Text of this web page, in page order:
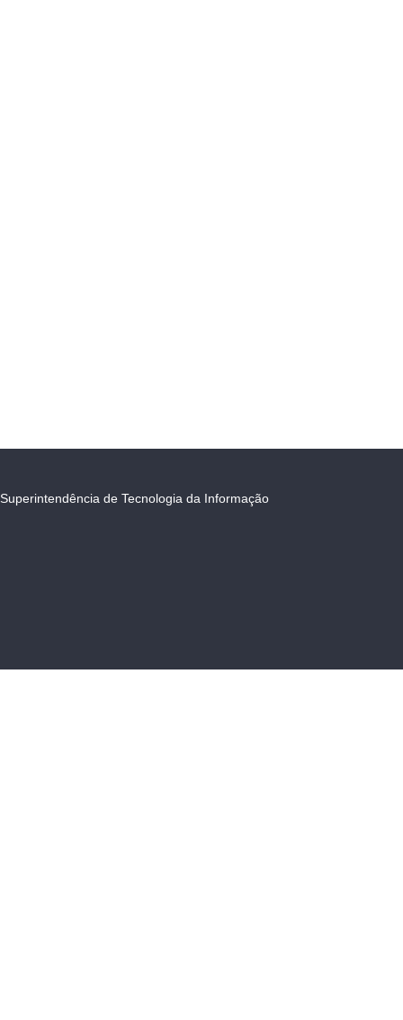
Superintendência de Tecnologia da Informação